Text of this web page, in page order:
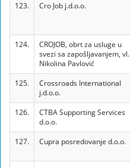
123.
Cro Job j.d.o.o.
124.
CROJOB, obrt za usluge u
svezi sa zapošljavanjem, vl.
Nikolina Pavlović
125.
Crossroads International
j.d.o.o.
126.
CTBA Supporting Services
d.o.o.
127.
Cupra posredovanje d.o.o.